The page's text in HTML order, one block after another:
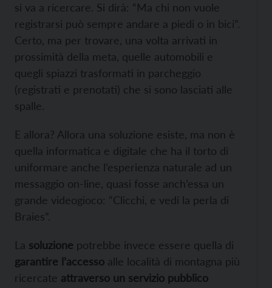
si va a ricercare. Si dirà: “Ma chi non vuole
registrarsi può sempre andare a piedi o in bici”.
Certo, ma per trovare, una volta arrivati in
prossimità della meta, quelle automobili e
quegli spiazzi trasformati in parcheggio
(registrati e prenotati) che si sono lasciati alle
spalle.
E allora? Allora una soluzione esiste, ma non è
quella informatica e digitale che ha il torto di
uniformare anche l’esperienza naturale ad un
messaggio on-line, quasi fosse anch’essa un
grande videogioco: “Clicchi, e vedi la perla di
Braies”.
La soluzione potrebbe invece essere quella di
garantire l’accesso alle località di montagna più
ricercate attraverso un servizio pubblico